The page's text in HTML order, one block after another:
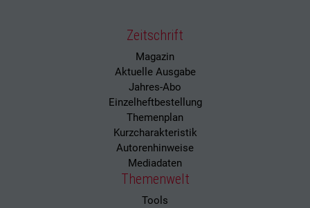
Zeitschrift
Magazin
Aktuelle Ausgabe
Jahres-Abo
Einzelheftbestellung
Themenplan
Kurzcharakteristik
Autorenhinweise
Mediadaten
Themenwelt
Tools